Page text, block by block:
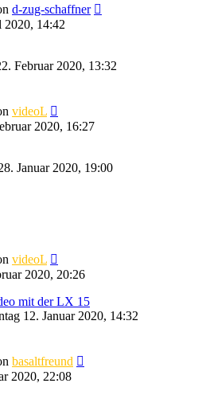
d-zug-schaffner
14:42
Februar 2020, 13:32
videoL
2020, 16:27
Januar 2020, 19:00
videoL
2020, 20:26
mit der LX 15
12. Januar 2020, 14:32
basaltfreund
2020, 22:08